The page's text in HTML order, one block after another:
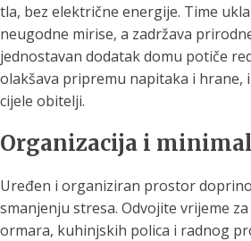
tla, bez električne energije. Time
neugodne mirise, a zadržava
jednostavan dodatak domu potiče
olakšava pripremu napitaka i hrane,
cijele obitelji.
Organizacija i
Uređen i organiziran prostor
smanjenju stresa. Odvojite vrijeme
ormara, kuhinjskih polica i radnog